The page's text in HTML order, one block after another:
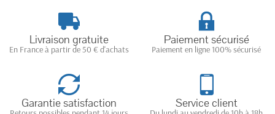
Livraison gratuite
En France à partir de 50 € d'achats
Paiement sécurisé
Paiement en ligne 100% sécurisé
Garantie satisfaction Service client